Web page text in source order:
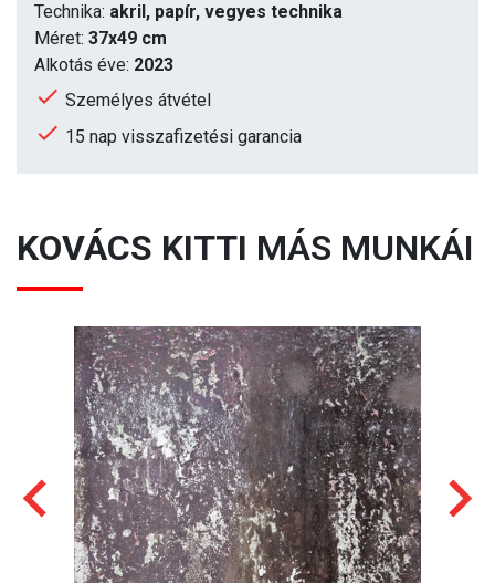
Technika: akril, papír, vegyes technika
Méret: 37x49 cm
Alkotás éve: 2023
Személyes átvétel
15 nap visszafizetési garancia
KOVÁCS KITTI MÁS MUNKÁI